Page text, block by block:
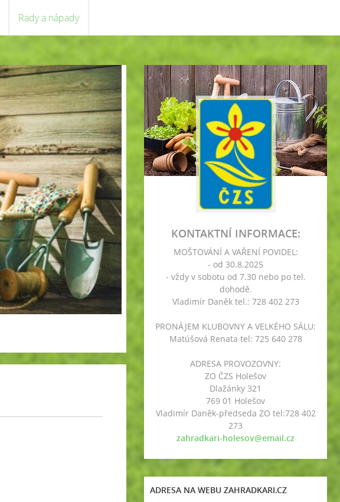
Rady a nápady
KONTAKTNÍ INFORMACE:
MOŠTOVÁNÍ A VAŘENÍ POVIDEL:
- od 30.8.2025
- vždy v sobotu od 7.30 nebo po tel.
dohodě.
Vladimír Daněk tel.: 728 402 273
PRONÁJEM KLUBOVNY A VELKÉHO SÁLU:
Matúšová Renata tel: 725 640 278
ADRESA PROVOZOVNY:
ZO ČZS Holešov
Dlažánky 321
769 01 Holešov
Vladimír Daněk-předseda ZO tel:728 402
273
zahradkari-holesov@email.cz
ADRESA NA WEBU ZAHRADKARI.CZ